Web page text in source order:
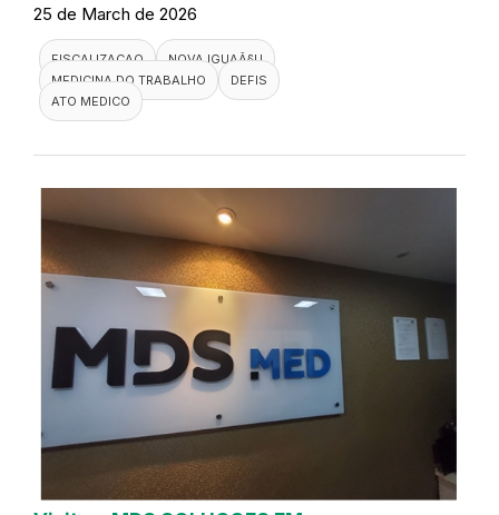
25 de March de 2026
FISCALIZACAO
NOVA IGUAÃ§U
MEDICINA DO TRABALHO
DEFIS
ATO MEDICO